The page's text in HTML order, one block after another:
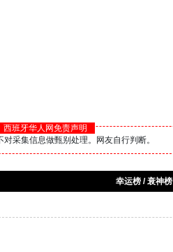
西班牙华人网免责声明
采集信息做甄别处理。网友自行判断。
幸运榜 / 衰神榜